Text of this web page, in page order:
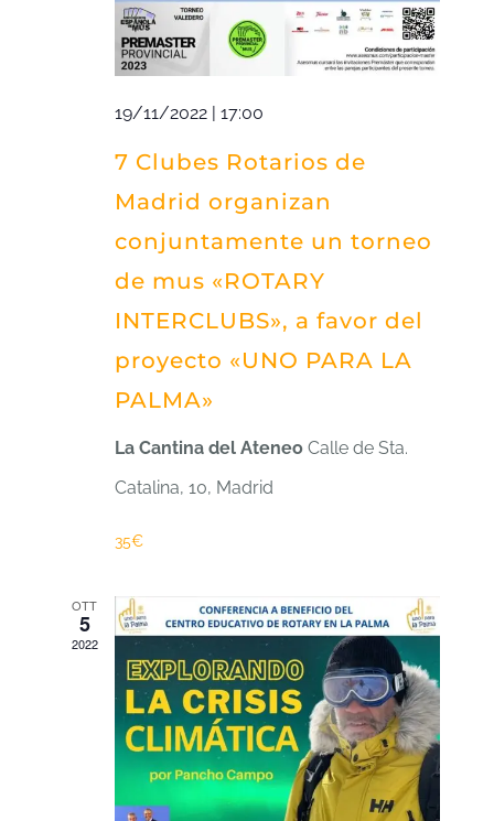
19/11/2022 | 17:00
7 Clubes Rotarios de
Madrid organizan
conjuntamente un torneo
de mus «ROTARY
INTERCLUBS», a favor del
proyecto «UNO PARA LA
PALMA»
La Cantina del Ateneo Calle de Sta.
Catalina, 10, Madrid
35€
OTT
5
2022